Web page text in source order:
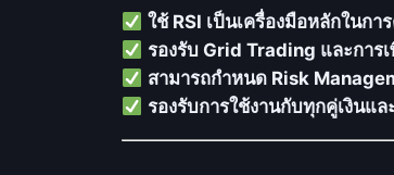
ใช้ RSI เป็นเครื่องมือหลักในกา
รองรับ Grid Trading และกา
สามารถกำหนด Risk
รองรับการใช้งานกับทุกคู่เงินแ